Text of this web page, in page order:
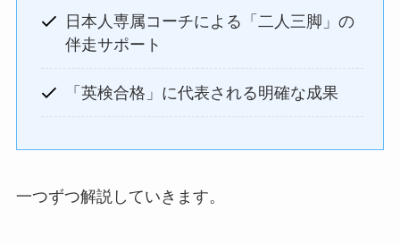
日本人専属コーチによる「二人三脚」の
伴走サポート
「英検合格」に代表される明確な成果
一つずつ解説していきます。